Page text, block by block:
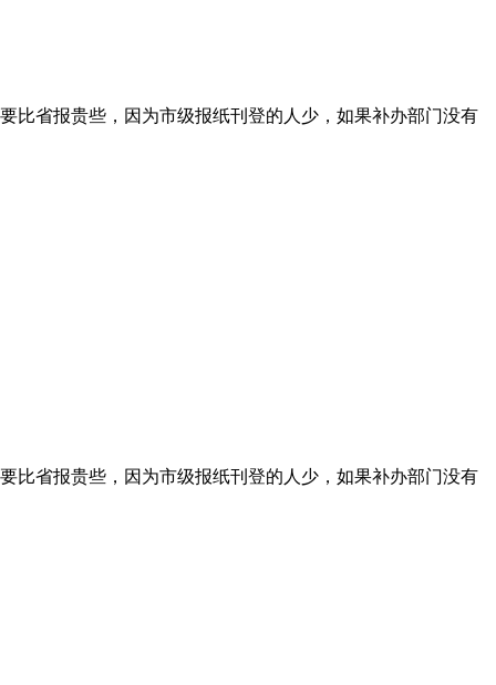
比省报贵些，因为市级报纸刊登的人少，如果补办部门没有
比省报贵些，因为市级报纸刊登的人少，如果补办部门没有